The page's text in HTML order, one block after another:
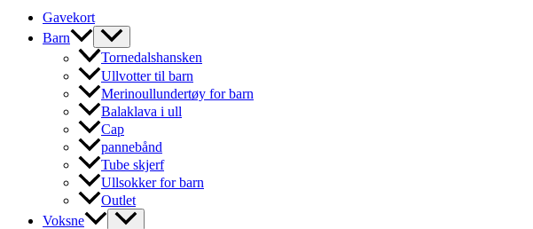
Gavekort
Barn
Tornedalshansken
Ullvotter til barn
Merinoullundertøy for barn
Balaklava i ull
Cap
pannebånd
Tube skjerf
Ullsokker for barn
Outlet
Voksne